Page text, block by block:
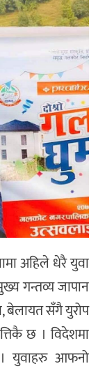
अहिले धेरै युवा
गन्तव्य जापान
बेलायत सँगै युरोप
छ । विदेशमा
युवाहरु आफनो